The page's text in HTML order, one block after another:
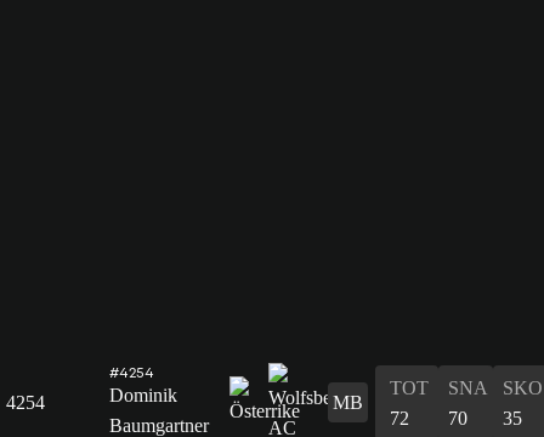
4254
#4254
Dominik
Baumgartner
MB
TOT
72
SNA
70
SKO
35